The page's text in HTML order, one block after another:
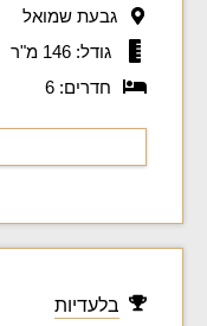
גבעת שמואל
גודל: 146 מ"ר
חדרים: 6
בלעדיות